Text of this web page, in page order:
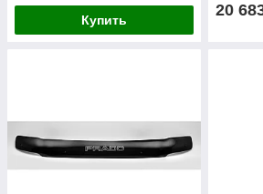
Купить
20